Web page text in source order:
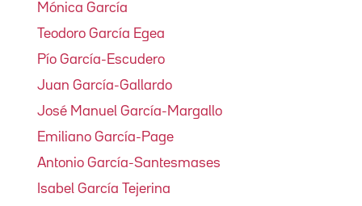
Mónica García
Teodoro García Egea
Pío García-Escudero
Juan García-Gallardo
José Manuel García-Margallo
Emiliano García-Page
Antonio García-Santesmases
Isabel García Tejerina